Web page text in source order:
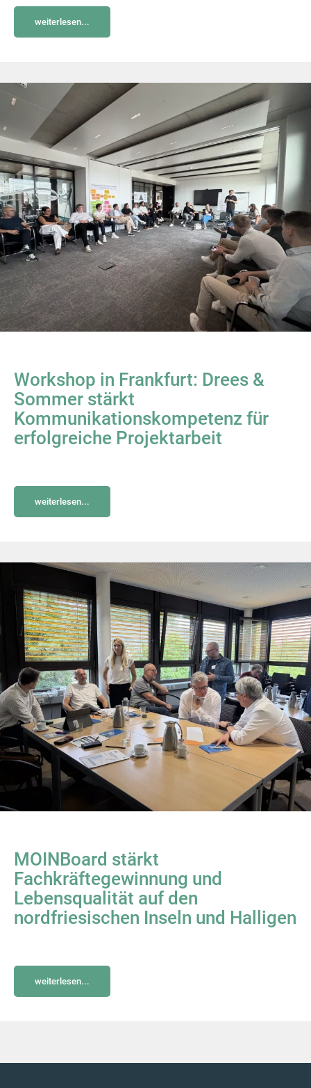
weiterlesen...
Workshop in Frankfurt: Drees &
Sommer stärkt
Kommunikationskompetenz für
erfolgreiche Projektarbeit
weiterlesen...
MOINBoard stärkt
Fachkräftegewinnung und
Lebensqualität auf den
nordfriesischen Inseln und Halligen
weiterlesen...